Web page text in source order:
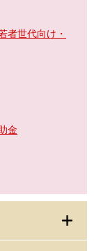
者世代向け・
金